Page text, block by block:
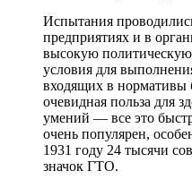
Испытания
предприятиях и в
высокую
условия для
входящих в
очевидная польза для
умений — все это
очень популярен,
1931 году 24 тысячи
значок ГТО.